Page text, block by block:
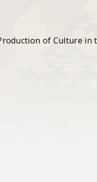
of Culture in